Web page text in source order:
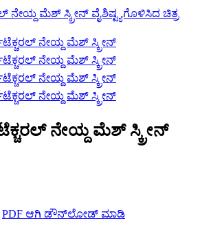
ನೇಯ್ದ ಮೆಶ್ ಸ್ಕ್ರೀನ್
PDF ಆಗಿ ಡೌನ್‌ಲೋಡ್ ಮಾಡಿ